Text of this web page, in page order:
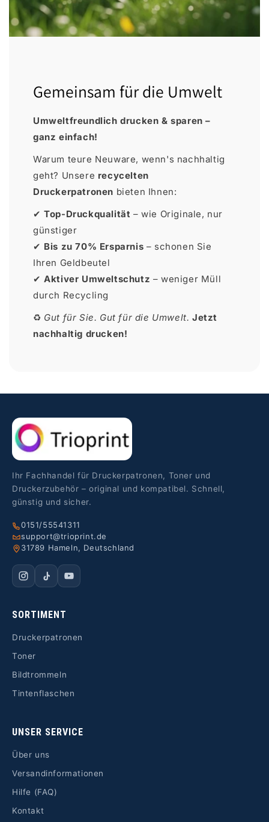
Gemeinsam für die Umwelt
Umweltfreundlich drucken & sparen –
ganz einfach!
Warum teure Neuware, wenn's nachhaltig
geht? Unsere recycelten
Druckerpatronen bieten Ihnen:
✔Top-Druckqualität – wie Originale, nur
günstiger
✔ Bis zu 70% Ersparnis – schonen Sie
Ihren Geldbeutel
✔Aktiver Umweltschutz – weniger Müll
durch Recycling
♻ Gut für Sie. Gut für die Umwelt. Jetzt
nachhaltig drucken!
Ihr Fachhandel für Druckerpatronen, Toner und
Druckerzubehör – original und kompatibel. Schnell,
günstig und sicher.
0151/55541311
support@trioprint.de
31789 Hameln, Deutschland
SORTIMENT
Druckerpatronen
Toner
Bildtrommeln
Tintenflaschen
UNSER SERVICE
Über uns
Versandinformationen
Hilfe (FAQ)
Kontakt